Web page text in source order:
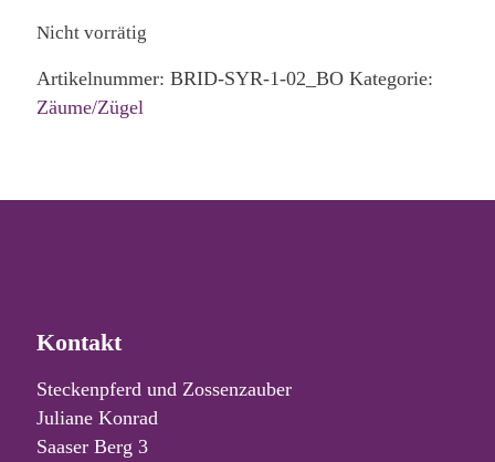
Nicht vorrätig
Artikelnummer: BRID-SYR-1-02_BO Kategorie:
Zäume/Zügel
Kontakt
Steckenpferd und Zossenzauber
Juliane Konrad
Saaser Berg 3